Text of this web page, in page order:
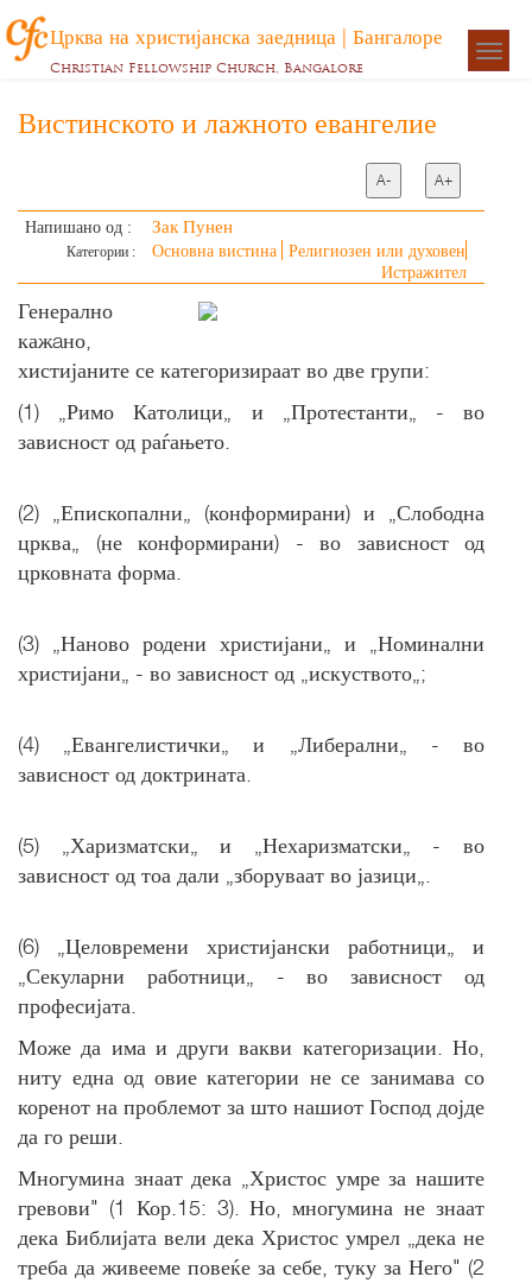
Црква на христијанска заедница | Бангалоре
Christian Fellowship Church, Bangalore
Вистинското и лажното евангелие
A- A+
Напишано од : Зак Пунен
Категории : Основна вистина Религиозен или духовен
Истражител
Генерално
кажaно,
хистијаните се категоризираат во две групи:
(1) „Римо Католици„ и „Протестанти„ - во
зависност од раѓањето.
(2) „Епископални„ (конформирани) и „Слободна
црква„ (не конформирани) - во зависност од
црковната форма.
(3) „Наново родени христијани„ и „Номинални
христијани„ - во зависност од „искуството„;
(4) „Евангелистички„ и „Либерални„ - во
зависност од доктрината.
(5) „Харизматски„ и „Нехаризматски„ - во
зависност од тоа дали „зборуваат во јазици„.
(6) „Целовремени христијански работници„ и
„Секуларни работници„ - во зависност од
професијата.
Може да има и други вакви категоризации. Но,
ниту една од овие категории не се занимава со
коренот на проблемот за што нашиот Господ дојде
да го реши.
Многумина знаат дека „Христос умре за нашите
гревови" (1 Кор.15: 3). Но, многумина не знаат
дека Библијата вели дека Христос умрел „дека не
треба да живееме повеќе за себе, туку за Него" (2